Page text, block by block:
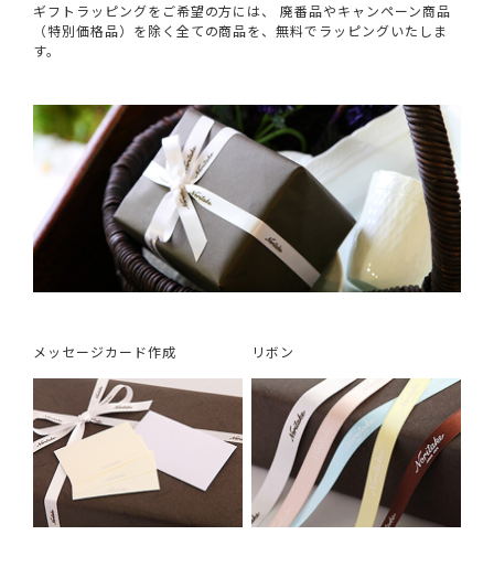
ギフトラッピングをご希望の方には、 廃番品やキャンペーン商品
（特別価格品）を除く全ての商品を、無料でラッピングいたしま
す。
メッセージカード作成 リボン